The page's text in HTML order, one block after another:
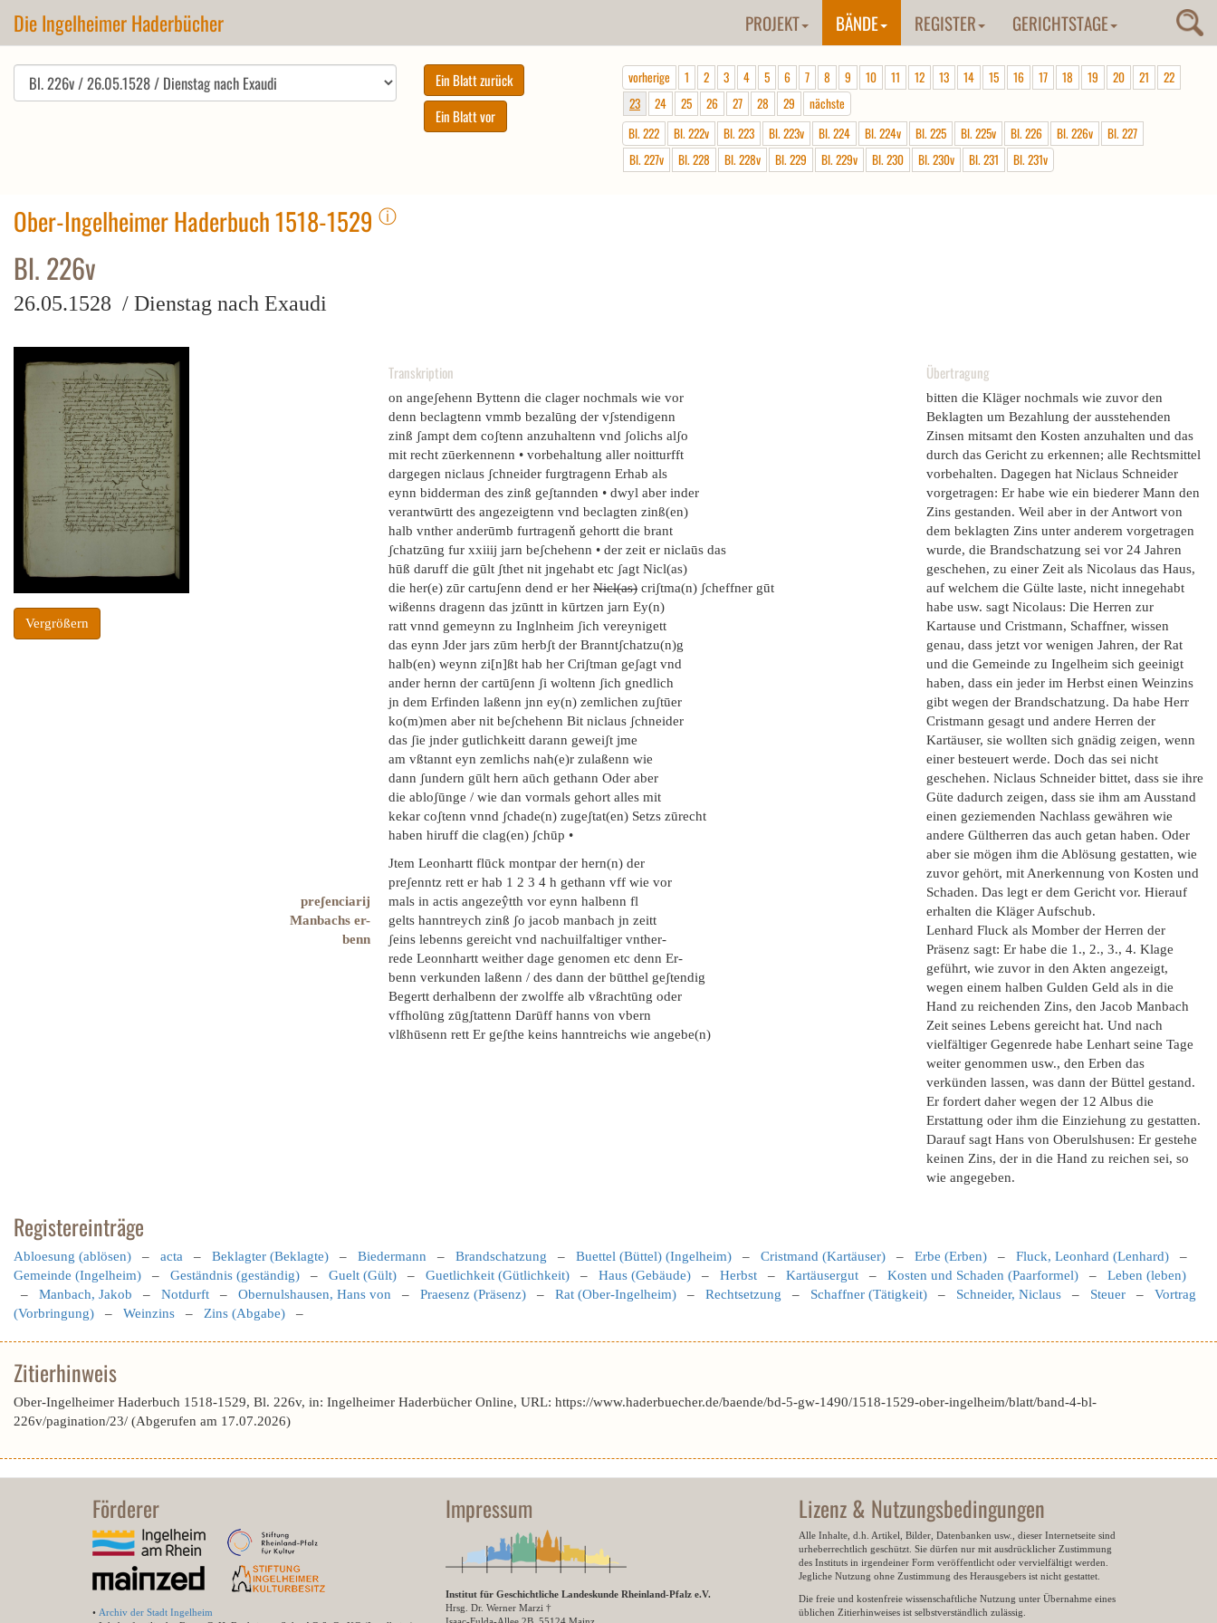
Die Ingelheimer Haderbücher PROJEKT BÄNDE REGISTER GERICHTSTAGE
vorherige 1 2 3 4 5 6 7 8 9 10 11 12 13 14 15 16 17 18 19 20 21
22
23
24 25 26 27 28 29
nächste
Bl. 222
Bl. 222v Bl. 223 Bl. 223v Bl. 224 Bl. 224v Bl. 225 Bl. 225v Bl. 226 Bl. 226v
Bl. 227
Bl. 227v
Bl. 228 Bl. 228v Bl. 229 Bl. 229v Bl. 230 Bl. 230v Bl. 231 Bl. 231v
Ober-Ingelheimer Haderbuch 1518-1529 ⓘ
Bl. 226v
26.05.1528 / Dienstag nach Exaudi
Vergrößern
Transkription
on angeʃehenn Byttenn die clager nochmals wie vor
denn beclagtenn vmmb bezalūng der vʃstendigenn
zinß ʃampt dem coʃtenn anzuhaltenn vnd ʃolichs alʃo
mit recht zūerkennenn • vorbehaltung aller noitturfft
dargegen niclaus ʃchneider furgtragenn Erhab als
eynn bidderman des zinß geʃtannden • dwyl aber inder
verantwūrtt des angezeigtenn vnd beclagten zinß(en)
halb vnther anderūmb furtragenň gehortt die brant
ʃchatzūng fur xxiiij jarn beʃchehenn • der zeit er niclaūs das
hūß daruff die gūlt ʃthet nit jngehabt etc ʃagt Nicl(as)
die her(e) zūr cartuʃenn dend er her Nicl(as) criʃtma(n) ʃcheffner gūt
wißenns dragenn das jzūntt in kūrtzen jarn Ey(n)
ratt vnnd gemeynn zu Inglnheim ʃich vereynigett
das eynn Jder jars zūm herbʃt der Branntʃchatzu(n)g
halb(en) weynn zi[n]ßt hab her Criʃtman geʃagt vnd
ander hernn der cartūʃenn ʃi woltenn ʃich gnedlich
jn dem Erfinden laßenn jnn ey(n) zemlichen zuʃtūer
ko(m)men aber nit beʃchehenn Bit niclaus ʃchneider
das ʃie jnder gutlichkeitt darann geweiʃt jme
am vßtannt eyn zemlichs nah(e)r zulaßenn wie
dann ʃundern gūlt hern aūch gethann Oder aber
die abloʃūnge / wie dan vormals gehort alles mit
kekar coʃtenn vnnd ʃchade(n) zugeʃtat(en) Setzs zūrecht
haben hiruff die clag(en) ʃchūp •
Jtem Leonhartt flūck montpar der hern(n) der
preʃenntz rett er hab 1 2 3 4 h gethann vff wie vor
preʃenciarij
mals in actis angezeŷtth vor eynn halbenn fl
Manbachs er-
gelts hanntreych zinß ʃo jacob manbach jn zeitt
benn
ʃeins lebenns gereicht vnd nachuilfaltiger vnther-
rede Leonnhartt weither dage genomen etc denn Er-
benn verkunden laßenn / des dann der būtthel geʃtendig
Begertt derhalbenn der zwolffe alb vßrachtūng oder
vffholūng zūgʃtattenn Darūff hanns von vbern
vlßhūsenn rett Er geʃthe keins hanntreichs wie angebe(n)
Übertragung
bitten die Kläger nochmals wie zuvor den
Beklagten um Bezahlung der ausstehenden
Zinsen mitsamt den Kosten anzuhalten und das
durch das Gericht zu erkennen; alle Rechtsmittel
vorbehalten. Dagegen hat Niclaus Schneider
vorgetragen: Er habe wie ein biederer Mann den
Zins gestanden. Weil aber in der Antwort von
dem beklagten Zins unter anderem vorgetragen
wurde, die Brandschatzung sei vor 24 Jahren
geschehen, zu einer Zeit als Nicolaus das Haus,
auf welchem die Gülte laste, nicht innegehabt
habe usw. sagt Nicolaus: Die Herren zur
Kartause und Cristmann, Schaffner, wissen
genau, dass jetzt vor wenigen Jahren, der Rat
und die Gemeinde zu Ingelheim sich geeinigt
haben, dass ein jeder im Herbst einen Weinzins
gibt wegen der Brandschatzung. Da habe Herr
Cristmann gesagt und andere Herren der
Kartäuser, sie wollten sich gnädig zeigen, wenn
einer besteuert werde. Doch das sei nicht
geschehen. Niclaus Schneider bittet, dass sie ihre
Güte dadurch zeigen, dass sie ihm am Ausstand
einen geziemenden Nachlass gewähren wie
andere Gültherren das auch getan haben. Oder
aber sie mögen ihm die Ablösung gestatten, wie
zuvor gehört, mit Anerkennung von Kosten und
Schaden. Das legt er dem Gericht vor. Hierauf
erhalten die Kläger Aufschub.
Lenhard Fluck als Momber der Herren der
Präsenz sagt: Er habe die 1., 2., 3., 4. Klage
geführt, wie zuvor in den Akten angezeigt,
wegen einem halben Gulden Geld als in die
Hand zu reichenden Zins, den Jacob Manbach
Zeit seines Lebens gereicht hat. Und nach
vielfältiger Gegenrede habe Lenhart seine Tage
weiter genommen usw., den Erben das
verkünden lassen, was dann der Büttel gestand.
Er fordert daher wegen der 12 Albus die
Erstattung oder ihm die Einziehung zu gestatten.
Darauf sagt Hans von Oberulshusen: Er gestehe
keinen Zins, der in die Hand zu reichen sei, so
wie angegeben.
Registereinträge
Abloesung (ablösen) – acta – Beklagter (Beklagte) – Biedermann – Brandschatzung – Buettel (Büttel) (Ingelheim) – Cristmand (Kartäuser) – Erbe (Erben) – Fluck, Leonhard (Lenhard) –
Gemeinde (Ingelheim) – Geständnis (geständig) – Guelt (Gült) – Guetlichkeit (Gütlichkeit) – Haus (Gebäude) – Herbst – Kartäusergut – Kosten und Schaden (Paarformel) – Leben (leben)
– Manbach, Jakob – Notdurft – Obernulshausen, Hans von – Praesenz (Präsenz) – Rat (Ober-Ingelheim) – Rechtsetzung – Schaffner (Tätigkeit) – Schneider, Niclaus – Steuer – Vortrag
(Vorbringung) – Weinzins – Zins (Abgabe) –
Zitierhinweis
Ober-Ingelheimer Haderbuch 1518-1529, Bl. 226v, in: Ingelheimer Haderbücher Online, URL: https://www.haderbuecher.de/baende/bd-5-gw-1490/1518-1529-ober-ingelheim/blatt/band-4-bl-
226v/pagination/23/ (Abgerufen am 17.07.2026)
Förderer
• Archiv der Stadt Ingelheim
Impressum
Institut für Geschichtliche Landeskunde Rheinland-Pfalz e.V.
Hrsg. Dr. Werner Marzi †
Lizenz & Nutzungsbedingungen
Alle Inhalte, d.h. Artikel, Bilder, Datenbanken usw., dieser Internetseite sind
urheberrechtlich geschützt. Sie dürfen nur mit ausdrücklicher Zustimmung
des Instituts in irgendeiner Form veröffentlicht oder vervielfältigt werden.
Jegliche Nutzung ohne Zustimmung des Herausgebers ist nicht gestattet.
Die freie und kostenfreie wissenschaftliche Nutzung unter Übernahme eines
üblichen Zitierhinweises ist selbstverständlich zulässig.